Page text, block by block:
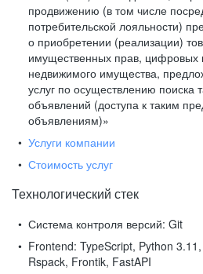
продвижению (в том числе
потребительской лояльности)
о приобретении (реализации)
имущественных прав,
недвижимого имущества,
услуг по осуществлению поиска
объявлений (доступа к таким
объявлениям)»
Услуги компании
Стоимость услуг
Технологический стек
Система контроля версий: Git
Frontend: TypeScript, Python
Rspack, Frontik, FastAPI